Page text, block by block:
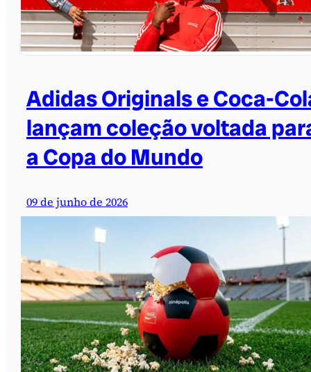
Adidas Originals e Coca-
lançam coleção voltada
a Copa do Mundo
09 de junho de 2026